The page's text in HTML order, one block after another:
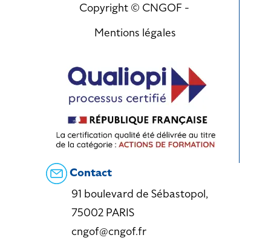
Copyright © CNGOF -
Mentions légales
Contact
91 boulevard de Sébastopol,
75002 PARIS
cngof@cngof.fr